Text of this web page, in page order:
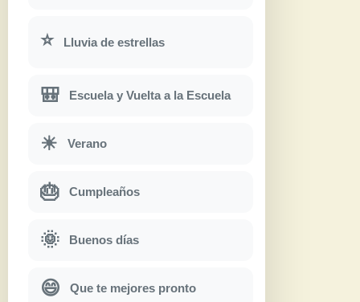
⭐ Lluvia de estrellas
🎒 Escuela y Vuelta a la Escuela
☀ Verano
🎂 Cumpleaños
🌞 Buenos días
😄 Que te mejores pronto